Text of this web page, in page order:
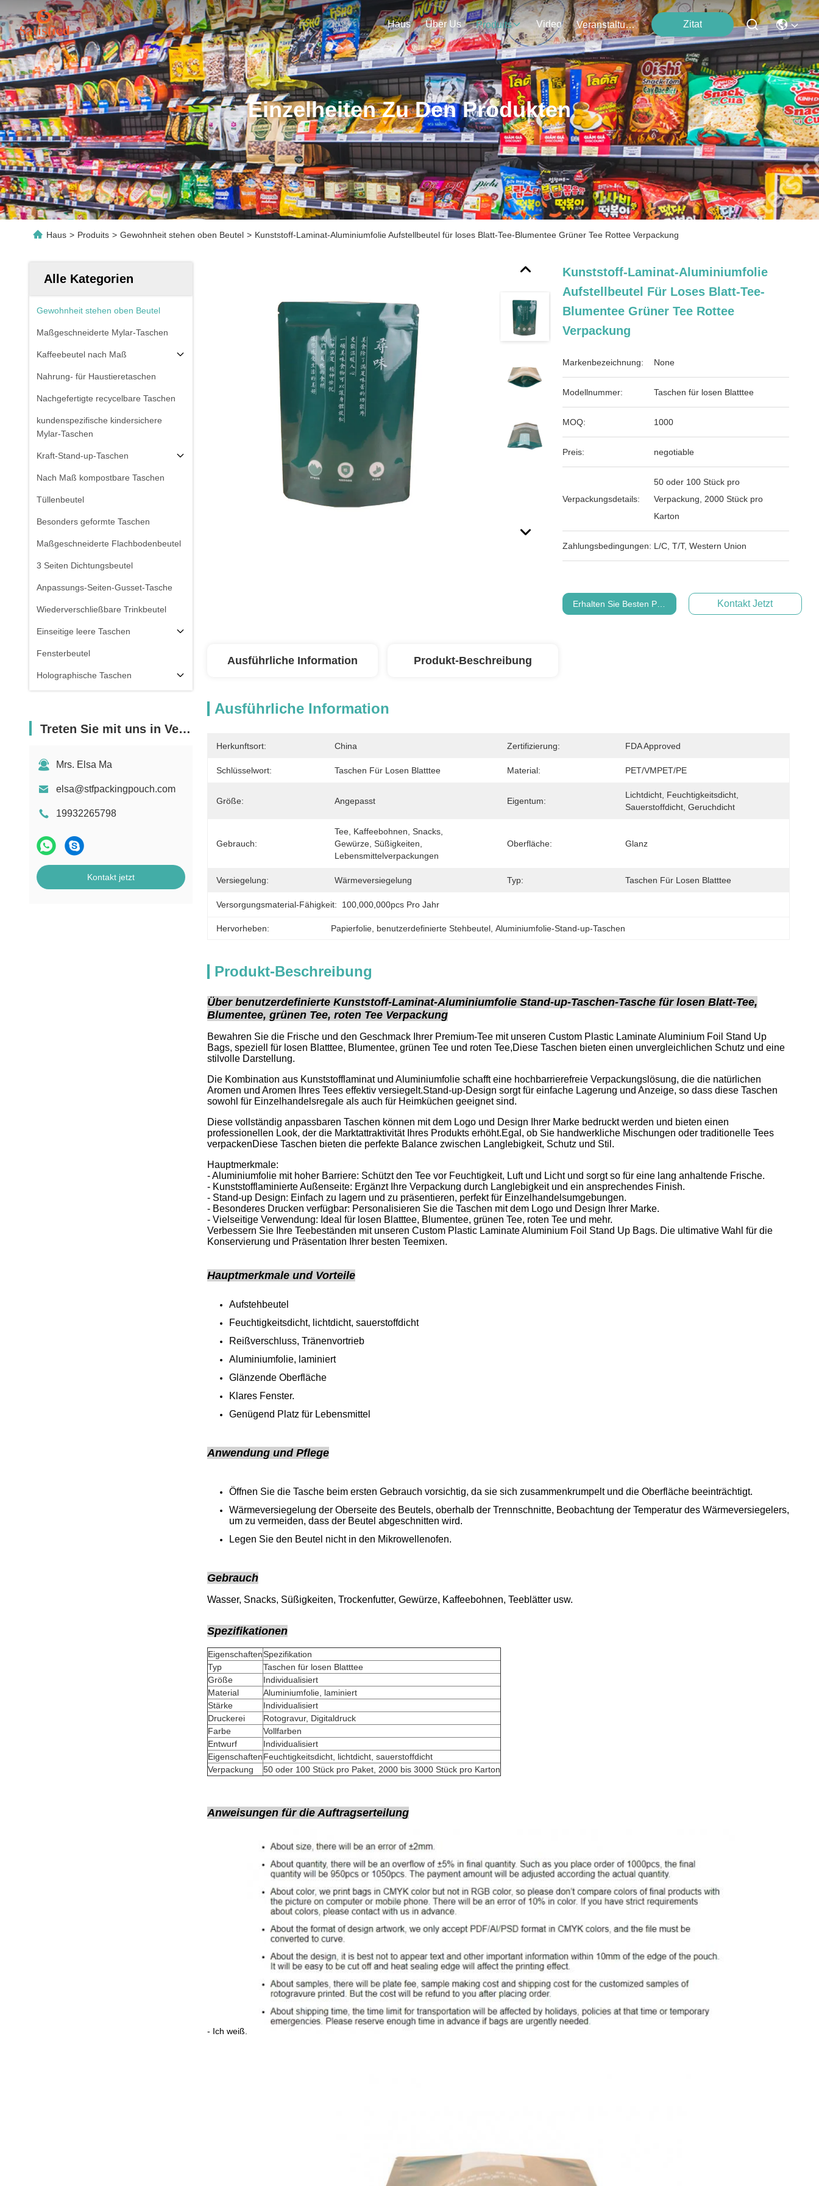
Haus Über Us Produits Video Veranstaltungen Zitat
Einzelheiten Zu Den Produkten
Haus > Produits > Gewohnheit stehen oben Beutel > Kunststoff-Laminat-Aluminiumfolie Aufstellbeutel für loses Blatt-Tee-Blumentee Grüner Tee Rottee Verpackung
Alle Kategorien
Gewohnheit stehen oben Beutel
Maßgeschneiderte Mylar-Taschen
Kaffeebeutel nach Maß
Nahrung- für Haustieretaschen
Nachgefertigte recycelbare Taschen
kundenspezifische kindersichere
Mylar-Taschen
Kraft-Stand-up-Taschen
Nach Maß kompostbare Taschen
Tüllenbeutel
Besonders geformte Taschen
Maßgeschneiderte Flachbodenbeutel
3 Seiten Dichtungsbeutel
Anpassungs-Seiten-Gusset-Tasche
Wiederverschließbare Trinkbeutel
Einseitige leere Taschen
Fensterbeutel
Holographische Taschen
Treten Sie mit uns in Verbindung
Mrs. Elsa Ma
elsa@stfpackingpouch.com
19932265798
Kontakt jetzt
Kunststoff-Laminat-Aluminiumfolie
Aufstellbeutel Für Loses Blatt-Tee-
Blumentee Grüner Tee Rottee
Verpackung
Markenbezeichnung: None
Modellnummer: Taschen für losen Blatttee
MOQ: 1000
Preis: negotiable
Verpackungsdetails:
50 oder 100 Stück pro
Verpackung, 2000 Stück pro
Karton
Zahlungsbedingungen: L/C, T/T, Western Union
Erhalten Sie Besten Preis Kontakt Jetzt
Ausführliche Information Produkt-Beschreibung
Ausführliche Information
Herkunftsort: China Zertifizierung: FDA Approved
Schlüsselwort: Taschen Für Losen Blatttee Material: PET/VMPET/PE
Größe: Angepasst Eigentum:
Lichtdicht, Feuchtigkeitsdicht,
Sauerstoffdicht, Geruchdicht
Gebrauch:
Tee, Kaffeebohnen, Snacks,
Gewürze, Süßigkeiten,
Lebensmittelverpackungen
Oberfläche: Glanz
Versiegelung: Wärmeversiegelung Typ: Taschen Für Losen Blatttee
Versorgungsmaterial-Fähigkeit: 100,000,000pcs Pro Jahr
Hervorheben: Papierfolie benutzerdefinierte Stehbeutel , Aluminiumfolie-Stand-up-Taschen
Produkt-Beschreibung
Über benutzerdefinierte Kunststoff-Laminat-Aluminiumfolie Stand-up-Taschen-Tasche für losen Blatt-Tee,
Blumentee, grünen Tee, roten Tee Verpackung
Bewahren Sie die Frische und den Geschmack Ihrer Premium-Tee mit unseren Custom Plastic Laminate Aluminium Foil Stand Up
Bags, speziell für losen Blatttee, Blumentee, grünen Tee und roten Tee,Diese Taschen bieten einen unvergleichlichen Schutz und eine
stilvolle Darstellung.
Die Kombination aus Kunststofflaminat und Aluminiumfolie schafft eine hochbarrierefreie Verpackungslösung, die die natürlichen
Aromen und Aromen Ihres Tees effektiv versiegelt.Stand-up-Design sorgt für einfache Lagerung und Anzeige, so dass diese Taschen
sowohl für Einzelhandelsregale als auch für Heimküchen geeignet sind.
Diese vollständig anpassbaren Taschen können mit dem Logo und Design Ihrer Marke bedruckt werden und bieten einen
professionellen Look, der die Marktattraktivität Ihres Produkts erhöht.Egal, ob Sie handwerkliche Mischungen oder traditionelle Tees
verpackenDiese Taschen bieten die perfekte Balance zwischen Langlebigkeit, Schutz und Stil.
Hauptmerkmale:
- Aluminiumfolie mit hoher Barriere: Schützt den Tee vor Feuchtigkeit, Luft und Licht und sorgt so für eine lang anhaltende Frische.
- Kunststofflaminierte Außenseite: Ergänzt Ihre Verpackung durch Langlebigkeit und ein ansprechendes Finish.
- Stand-up Design: Einfach zu lagern und zu präsentieren, perfekt für Einzelhandelsumgebungen.
- Besonderes Drucken verfügbar: Personalisieren Sie die Taschen mit dem Logo und Design Ihrer Marke.
- Vielseitige Verwendung: Ideal für losen Blatttee, Blumentee, grünen Tee, roten Tee und mehr.
Verbessern Sie Ihre Teebeständen mit unseren Custom Plastic Laminate Aluminium Foil Stand Up Bags. Die ultimative Wahl für die
Konservierung und Präsentation Ihrer besten Teemixen.
Hauptmerkmale und Vorteile
Aufstehbeutel
Feuchtigkeitsdicht, lichtdicht, sauerstoffdicht
Reißverschluss, Tränenvortrieb
Aluminiumfolie, laminiert
Glänzende Oberfläche
Klares Fenster.
Genügend Platz für Lebensmittel
Anwendung und Pflege
Öffnen Sie die Tasche beim ersten Gebrauch vorsichtig, da sie sich zusammenkrumpelt und die Oberfläche beeinträchtigt.
Wärmeversiegelung der Oberseite des Beutels, oberhalb der Trennschnitte, Beobachtung der Temperatur des Wärmeversiegelers,
um zu vermeiden, dass der Beutel abgeschnitten wird.
Legen Sie den Beutel nicht in den Mikrowellenofen.
Gebrauch
Wasser, Snacks, Süßigkeiten, Trockenfutter, Gewürze, Kaffeebohnen, Teeblätter usw.
Spezifikationen
EigenschaftenSpezifikation
Typ
Taschen für losen Blatttee
Größe
Individualisiert
Material
Aluminiumfolie, laminiert
Stärke
Individualisiert
Druckerei
Rotogravur, Digitaldruck
Farbe
Vollfarben
Entwurf
Individualisiert
EigenschaftenFeuchtigkeitsdicht, lichtdicht, sauerstoffdicht
Verpackung
50 oder 100 Stück pro Paket, 2000 bis 3000 Stück pro Karton
Anweisungen für die Auftragserteilung
- Ich weiß.